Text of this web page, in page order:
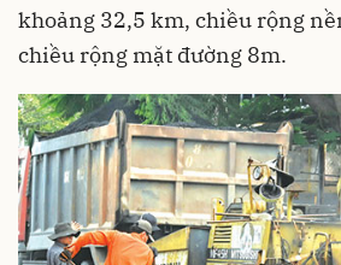
khoảng 32,5 km, chiều rộng
chiều rộng mặt đường 8m.